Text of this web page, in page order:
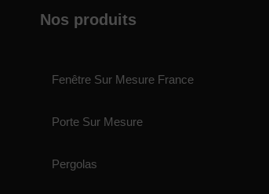
Nos produits
Fenêtre Sur Mesure France
Porte Sur Mesure
Pergolas